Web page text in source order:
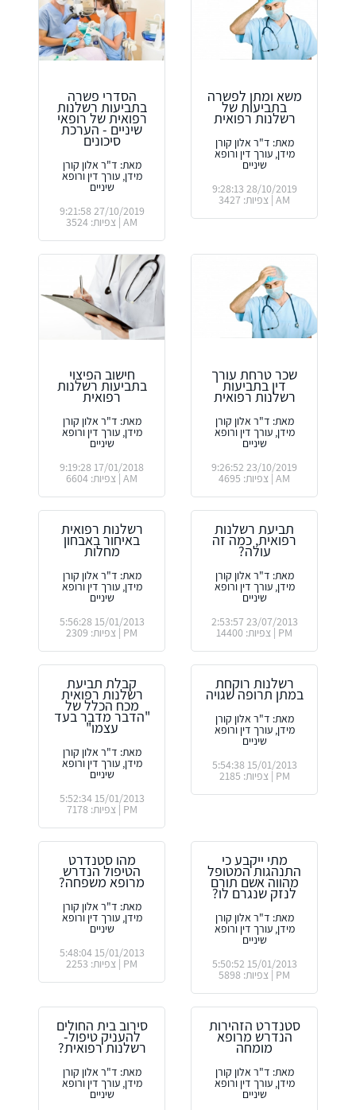
משא ומתן לפשרה
בתביעות של
רשלנות רפואית
מאת: ד"ר אלון קורן
מידן, עורך דין ורופא
שיניים
28/10/2019 9:28:13
AM | צפיות: 3427
הסדרי פשרה
בתביעות רשלנות
רפואית של רופאי
שיניים - הערכת
סיכונים
מאת: ד"ר אלון קורן
מידן, עורך דין ורופא
שיניים
27/10/2019 9:21:58
AM | צפיות: 3524
שכר טרחת עורך
דין בתביעות
רשלנות רפואית
מאת: ד"ר אלון קורן
מידן, עורך דין ורופא
שיניים
23/10/2019 9:26:52
AM | צפיות: 4695
חישוב הפיצוי
בתביעות רשלנות
רפואית
מאת: ד"ר אלון קורן
מידן, עורך דין ורופא
שיניים
17/01/2018 9:19:28
AM | צפיות: 6604
תביעת רשלנות
רפואית, כמה זה
עולה?
מאת: ד"ר אלון קורן
מידן, עורך דין ורופא
שיניים
23/07/2013 2:53:57
PM | צפיות: 14400
רשלנות רפואית
באיחור באבחון
מחלות
מאת: ד"ר אלון קורן
מידן, עורך דין ורופא
שיניים
15/01/2013 5:56:28
PM | צפיות: 2309
רשלנות רוקחת
במתן תרופה שגויה
מאת: ד"ר אלון קורן
מידן, עורך דין ורופא
שיניים
15/01/2013 5:54:38
PM | צפיות: 2185
קבלת תביעת
רשלנות רפואית
מכח הכלל של
"הדבר מדבר בעד
עצמו"
מאת: ד"ר אלון קורן
מידן, עורך דין ורופא
שיניים
15/01/2013 5:52:34
PM | צפיות: 7178
מתי ייקבע כי
התנהגות המטופל
מהווה אשם תורם
לנזק שנגרם לו?
מאת: ד"ר אלון קורן
מידן, עורך דין ורופא
שיניים
15/01/2013 5:50:52
PM | צפיות: 5898
מהו סטנדרט
הטיפול הנדרש
מרופא משפחה?
מאת: ד"ר אלון קורן
מידן, עורך דין ורופא
שיניים
15/01/2013 5:48:04
PM | צפיות: 2253
סטנדרט הזהירות
הנדרש מרופא
מומחה
מאת: ד"ר אלון קורן
מידן, עורך דין ורופא
שיניים
סירוב בית החולים
להעניק טיפול-
רשלנות רפואית?
מאת: ד"ר אלון קורן
מידן, עורך דין ורופא
שיניים